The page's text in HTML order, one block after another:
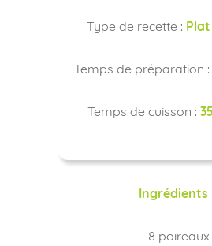
Type de recette :
Temps de préparation :
Temps de cuisson :
Ingrédients
- 8 poireaux